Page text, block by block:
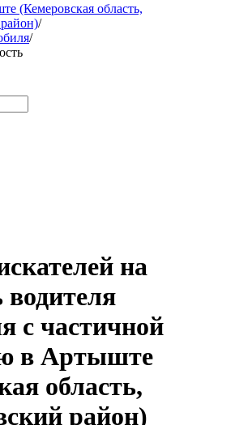
(Кемеровская область,
/
/
на
с частичной
в Артыште
область,
район)